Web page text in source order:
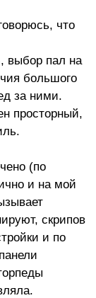
что
выбор пал на
большого
за ними.
просторный,
(по
и на мой
скрипов
и по